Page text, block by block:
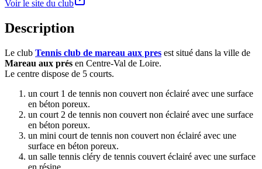
Voir le site du club
Description
Le club Tennis club de mareau aux pres est situé dans la ville de
Mareau aux prés en Centre-Val de Loire.
Le centre dispose de 5 courts.
un court 1 de tennis non couvert non éclairé avec une surface
en béton poreux.
un court 2 de tennis non couvert non éclairé avec une surface
en béton poreux.
un mini court de tennis non couvert non éclairé avec une
surface en béton poreux.
un salle tennis cléry de tennis couvert éclairé avec une surface
en résine.